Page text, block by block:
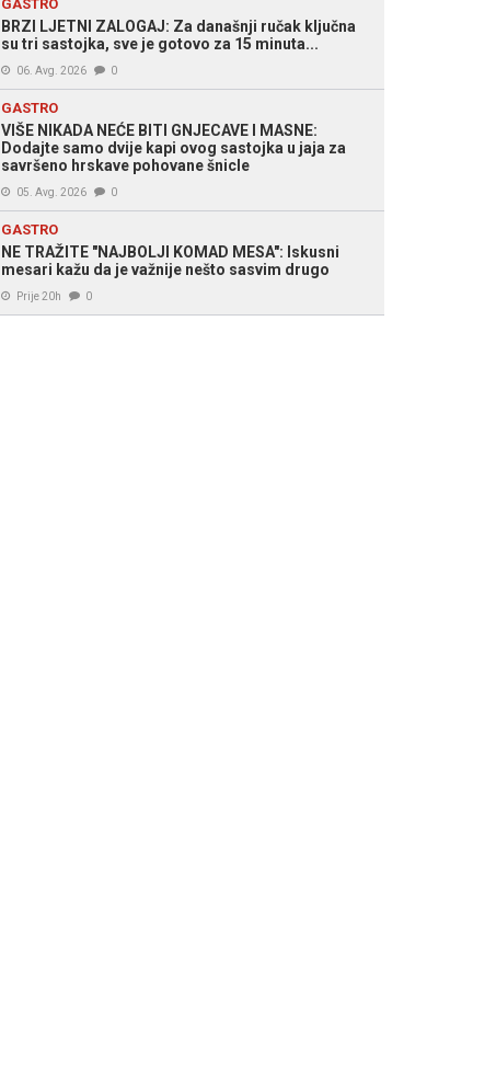
GASTRO
BRZI LJETNI ZALOGAJ: Za današnji ručak ključna
su tri sastojka, sve je gotovo za 15 minuta...
06. Avg. 2026 0
GASTRO
VIŠE NIKADA NEĆE BITI GNJECAVE I MASNE:
Dodajte samo dvije kapi ovog sastojka u jaja za
savršeno hrskave pohovane šnicle
05. Avg. 2026 0
GASTRO
NE TRAŽITE "NAJBOLJI KOMAD MESA": Iskusni
mesari kažu da je važnije nešto sasvim drugo
Prije 20h 0